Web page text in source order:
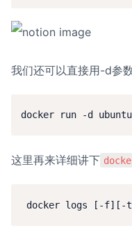
我们还可以直接用-d参
docker run -d ubuntu
这里再来详细讲下
docker logs [-f][-